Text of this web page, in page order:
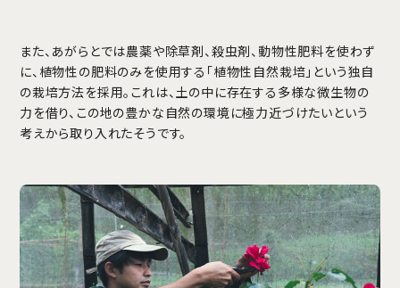
また、あがらとでは農薬や除草剤、殺虫剤、動物性肥料を使わず
に、植物性の肥料のみを使用する「植物性自然栽培」という独自
の栽培方法を採用。これは、土の中に存在する多様な微生物の
力を借り、この地の豊かな自然の環境に極力近づけたいという
考えから取り入れたそうです。